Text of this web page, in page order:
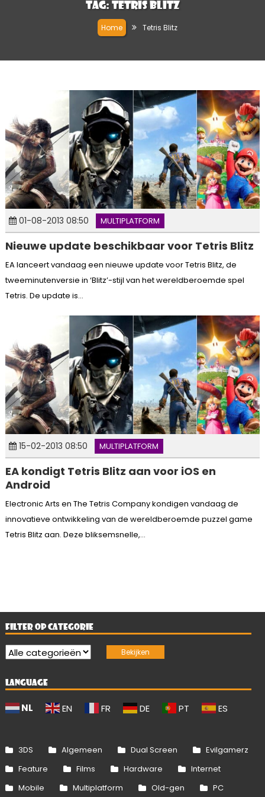
Tag: Tetris Blitz
Home Tetris Blitz
01-08-2013 08:50 MULTIPLATFORM
Nieuwe update beschikbaar voor Tetris Blitz
EA lanceert vandaag een nieuwe update voor Tetris Blitz, de
tweeminutenversie in ‘Blitz’-stijl van het wereldberoemde spel
Tetris. De update is...
15-02-2013 08:50 MULTIPLATFORM
EA kondigt Tetris Blitz aan voor iOS en
Android
Electronic Arts en The Tetris Company kondigen vandaag de
innovatieve ontwikkeling van de wereldberoemde puzzel game
Tetris Blitz aan. Deze bliksemsnelle,...
FILTER OP CATEGORIE
LANGUAGE
NL EN FR DE PT ES
3DS Algemeen Dual Screen
Evilgamerz
Feature
Films Hardware
Internet
Mobile
Multiplatform Old-gen PC